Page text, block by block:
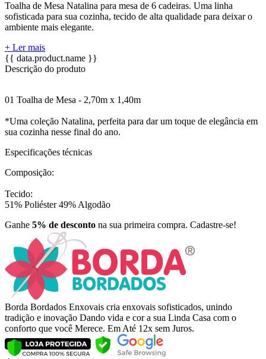
Toalha de Mesa Natalina para mesa de 6 cadeiras. Uma linha
sofisticada para sua cozinha, tecido de alta qualidade para deixar o
ambiente mais elegante.
+ Ler mais
{{ data.product.name }}
Descrição do produto
01 Toalha de Mesa - 2,70m x 1,40m
*Uma coleção Natalina, perfeita para dar um toque de elegância em
sua cozinha nesse final do ano.
Especificações técnicas
Composição:
Tecido:
51% Poliéster 49% Algodão
Ganhe 5% de desconto na sua primeira compra. Cadastre-se!
Borda Bordados Enxovais cria enxovais sofisticados, unindo
tradição e inovação Dando vida e cor a sua Linda Casa com o
conforto que você Merece. Em Até 12x sem Juros.